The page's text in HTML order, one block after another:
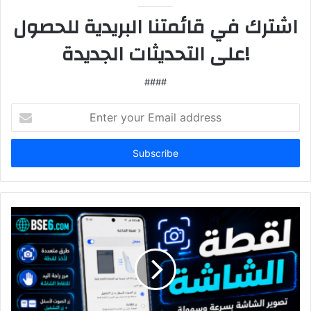
اشترك في قائمتنا البريدية للحصول
على التحديثات الجديدة!
####
your
Email